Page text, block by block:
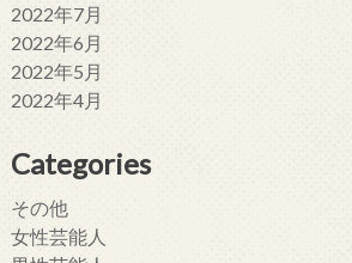
2022年7月
2022年6月
2022年5月
2022年4月
Categories
その他
女性芸能人